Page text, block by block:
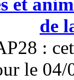
de
:
le